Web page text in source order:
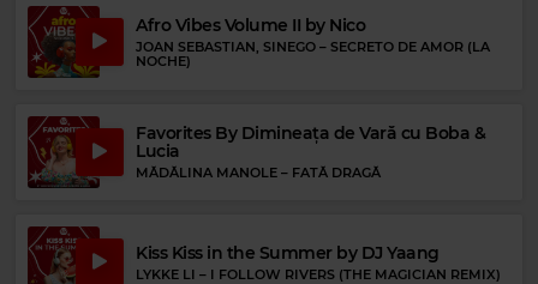
WHITESNAKE MUDDY WATERS
Afro Vibes Volume II by Nico
JOAN SEBASTIAN, SINEGO – SECRETO DE AMOR (LA
NOCHE)
Favorites By Dimineața de Vară cu Boba &
Lucia
MĂDĂLINA MANOLE – FATĂ DRAGĂ
Kiss Kiss in the Summer by DJ Yaang
LYKKE LI – I FOLLOW RIVERS (THE MAGICIAN REMIX)